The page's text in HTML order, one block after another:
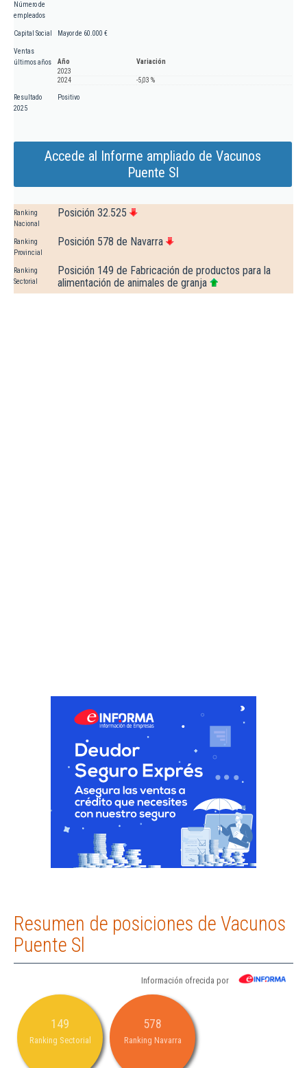
Número de
empleados
Capital Social Mayor de 60.000 €
Ventas
últimos años
Año
Variación
2023
2024
-5,03 %
Resultado
2025
Positivo
Accede al Informe ampliado de Vacunos
Puente Sl
Ranking
Nacional
Posición 32.525
Ranking
Provincial
Posición 578 de Navarra
Ranking
Sectorial
Posición 149 de Fabricación de productos para la
alimentación de animales de granja
Resumen de posiciones de Vacunos
Puente Sl
Información ofrecida por
149
Ranking Sectorial
578
Ranking Navarra